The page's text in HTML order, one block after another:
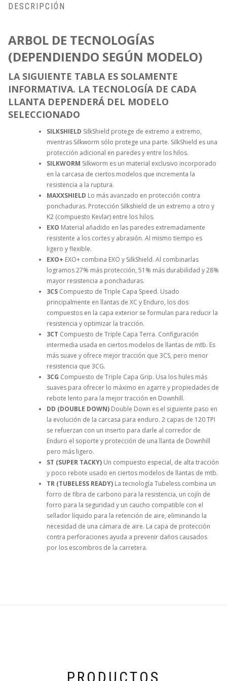
/
CANTIDAD
DESCRIPCIÓN
ARBOL DE TECNOLOGÍAS
(DEPENDIENDO SEGÚN MODELO)
LA SIGUIENTE TABLA ES SOLAMENTE
INFORMATIVA. LA TECNOLOGÍA DE CADA
LLANTA DEPENDERÁ DEL MODELO
SELECCIONADO
SILKSHIELD SilkShield protege de extremo a extremo,
mientras Silkworm sólo protege una parte. SilkShield es una
protección adicional en paredes y entre los hilos.
SILKWORM Silkworm es un material exclusivo incorporado
en la carcasa de ciertos modelos que incrementa la
resistencia a la ruptura.
MAXXSHIELD Lo más avanzado en protección contra
ponchaduras. Protección Silkshield de un extremo a otro y
K2 (compuesto Kevlar) entre los hilos.
EXO Material añadido en las paredes extremadamente
resistente a los cortes y abrasión. Al mismo tiempo es
ligero y flexible.
EXO+ EXO+ combina EXO y SilkShield. Al combinarlas
logramos 27% más protección, 51% más durabilidad y 28%
mayor resistencia a ponchaduras.
3CS Compuesto de Triple Capa Speed. Usado
principalmente en llantas de XC y Enduro, los dos
compuestos en la capa exterior se formulan para reducir la
resistencia y optimizar la tracción.
3CT Compuesto de Triple Capa Terra. Configuración
intermedia usada en ciertos modelos de llantas de mtb. Es
más suave y ofrece mejor tracción que 3CS, pero menor
resistencia que 3CG.
3CG Compuesto de Triple Capa Grip. Usa los hules más
suaves para ofrecer lo máximo en agarre y propiedades de
rebote lento para la mejor tracción en Downhill.
DD (DOUBLE DOWN) Double Down es el siguiente paso en
la evolución de la carcasa para enduro. 2 capas de 120 TPI
se refuerzan con un inserto para darle al corredor de
Enduro el soporte y protección de una llanta de Downhill
pero más ligero.
ST (SUPER TACKY) Un compuesto especial, de alta tracción
y poco rebote usado en ciertos modelos de llantas de mtb.
TR (TUBELESS READY) La tecnología Tubeless combina un
forro de fibra de carbono para la resistencia, un cojín de
forro para la seguridad y un caucho compatible con el
sellador líquido para la retención de aire, eliminando la
necesidad de una cámara de aire. La capa de protección
contra perforaciones ayuda a prevenir daños causados
por los escombros de la carretera.
PRODUCTOS